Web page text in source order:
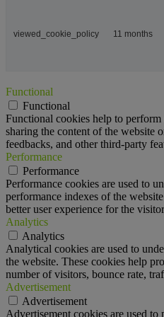
viewed_cookie_policy 11 months
Functional
Functional
Functional cookies help to
sharing the content of the website
feedbacks, and other third-party
Performance
Performance
Performance cookies are used to
performance indexes of the
better user experience for the
Analytics
Analytics
Analytical cookies are used to
the website. These cookies help
number of visitors, bounce rate,
Advertisement
Advertisement
Advertisement cookies are used